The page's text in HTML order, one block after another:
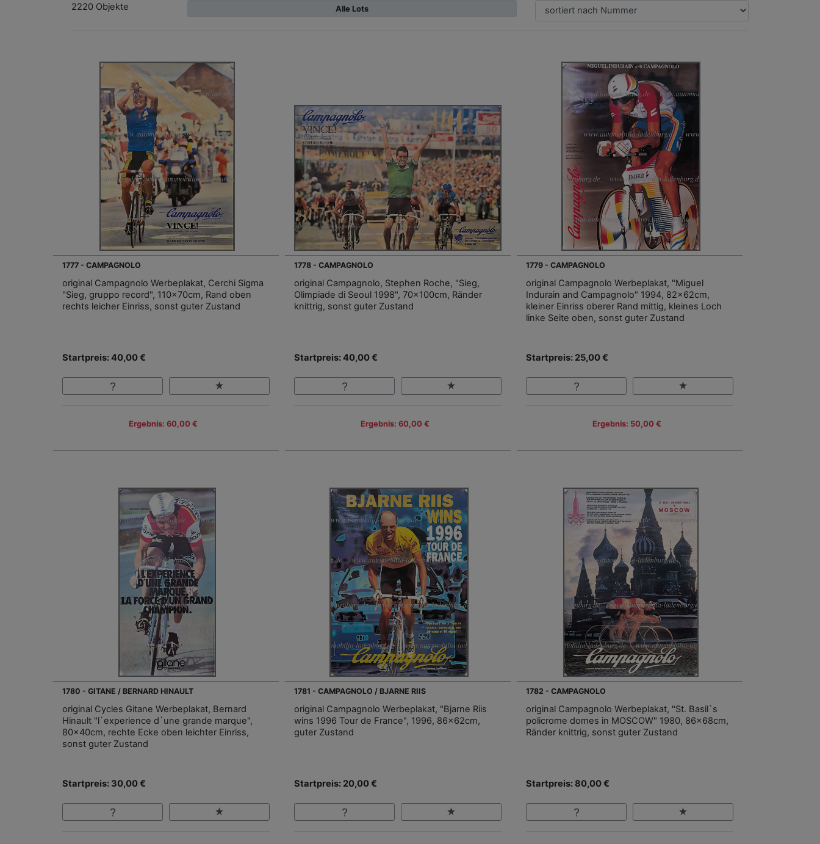
2220 Objekte Alle Lots
1777 - CAMPAGNOLO
original Campagnolo Werbeplakat, Cerchi Sigma
"Sieg, gruppo record", 110x70cm, Rand oben
rechts leicher Einriss, sonst guter Zustand
Startpreis: 40,00 €
Ergebnis: 60,00 €
1778 - CAMPAGNOLO
original Campagnolo, Stephen Roche, "Sieg,
Olimpiade di Seoul 1998", 70x100cm, Ränder
knittrig, sonst guter Zustand
Startpreis: 40,00 €
Ergebnis: 60,00 €
1779 - CAMPAGNOLO
original Campagnolo Werbeplakat, "Miguel
Indurain and Campagnolo" 1994, 82x62cm,
kleiner Einriss oberer Rand mittig, kleines Loch
linke Seite oben, sonst guter Zustand
Startpreis: 25,00 €
Ergebnis: 50,00 €
1780 - GITANE / BERNARD HINAULT
original Cycles Gitane Werbeplakat, Bernard
Hinault "l`experience d`une grande marque",
80x40cm, rechte Ecke oben leichter Einriss,
sonst guter Zustand
Startpreis: 30,00 €
1781 - CAMPAGNOLO / BJARNE RIIS
original Campagnolo Werbeplakat, "Bjarne Riis
wins 1996 Tour de France", 1996, 86x62cm,
guter Zustand
Startpreis: 20,00 €
1782 - CAMPAGNOLO
original Campagnolo Werbeplakat, "St. Basil`s
policrome domes in MOSCOW" 1980, 86x68cm,
Ränder knittrig, sonst guter Zustand
Startpreis: 80,00 €